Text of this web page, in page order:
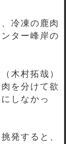
冷凍の鹿肉
ター峰岸の
木村拓哉）
を分けて欲
しなかっ
発すると、